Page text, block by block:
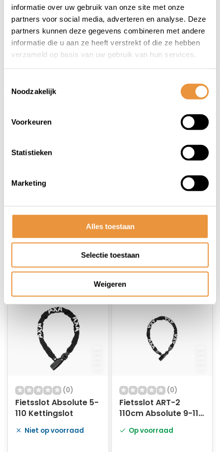
informatie over uw gebruik van onze site met onze
partners voor social media, adverteren en analyse. Deze
partners kunnen deze gegevens combineren met andere
informatie die u aan ze heeft verstrekt of die ze hebben
verzameld op basis van uw gebruik van hun services.
Noodzakelijk
Voorkeuren
Statistieken
Marketing
Alles toestaan
Selectie toestaan
Weigeren
Op voorraad
70,95
59,95
Niet op voorraad
63,95
Fietsslot 100cm
112,95 135,95
109,95
(0)
Fietsslot Absolute 5-
110 Kettingslot
Niet op voorraad
(0)
Fietsslot ART-2
110cm Absolute 9-110
Op voorraad